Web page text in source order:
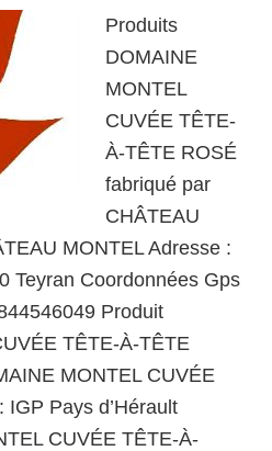
Produits
DOMAINE
MONTEL
CUVÉE TÊTE-
À-TÊTE ROSÉ
fabriqué par
CHÂTEAU
MONTEL Adresse :
Teyran Coordonnées Gps
Produit
TÊTE-À-TÊTE
MONTEL CUVÉE
Pays d’Hérault
CUVÉE TÊTE-À-